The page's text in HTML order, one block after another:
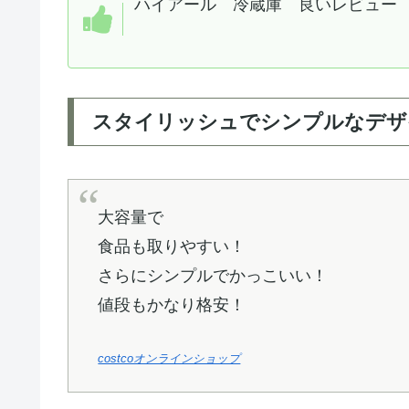
ハイアール 冷蔵庫 良いレビュー
スタイリッシュでシンプルなデ
大容量で
食品も取りやすい！
さらにシンプルでかっこいい！
値段もかなり格安！
costcoオンラインショップ